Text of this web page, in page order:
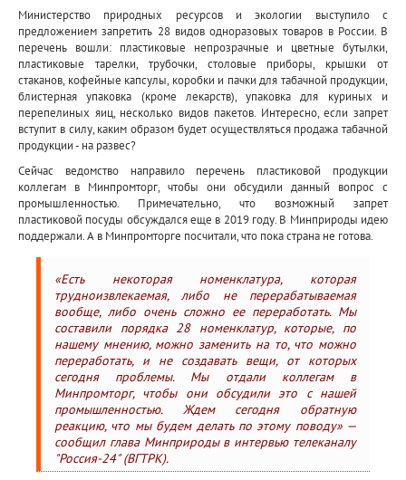
Министерство природных ресурсов и экологии выступило с
предложением запретить 28 видов одноразовых товаров в России. В
перечень вошли: пластиковые непрозрачные и цветные бутылки,
пластиковые тарелки, трубочки, столовые приборы, крышки от
стаканов, кофейные капсулы, коробки и пачки для табачной продукции,
блистерная упаковка (кроме лекарств), упаковка для куриных и
перепелиных яиц, несколько видов пакетов. Интересно, если запрет
вступит в силу, каким образом будет осуществляться продажа табачной
продукции - на развес?
Сейчас ведомство направило перечень пластиковой продукции
коллегам в Минпромторг, чтобы они обсудили данный вопрос с
промышленностью. Примечательно, что возможный запрет
пластиковой посуды обсуждался еще в 2019 году. В Минприроды идею
поддержали. А в Минпромторге посчитали, что пока страна не готова.
«Есть некоторая номенклатура, которая
трудноизвлекаемая, либо не перерабатываемая
вообще, либо очень сложно ее переработать. Мы
составили порядка 28 номенклатур, которые, по
нашему мнению, можно заменить на то, что можно
переработать, и не создавать вещи, от которых
сегодня проблемы. Мы отдали коллегам в
Минпромторг, чтобы они обсудили это с нашей
промышленностью. Ждем сегодня обратную
реакцию, что мы будем делать по этому поводу» —
сообщил глава Минприроды в интервью телеканалу
"Россия-24" (ВГТРК).